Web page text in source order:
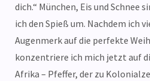
dich.“ München, Eis und Schnee
ich den Spieß um. Nachdem ich
Augenmerk auf die perfekte
konzentriere ich mich jetzt auf
Afrika – Pfeffer, der zu